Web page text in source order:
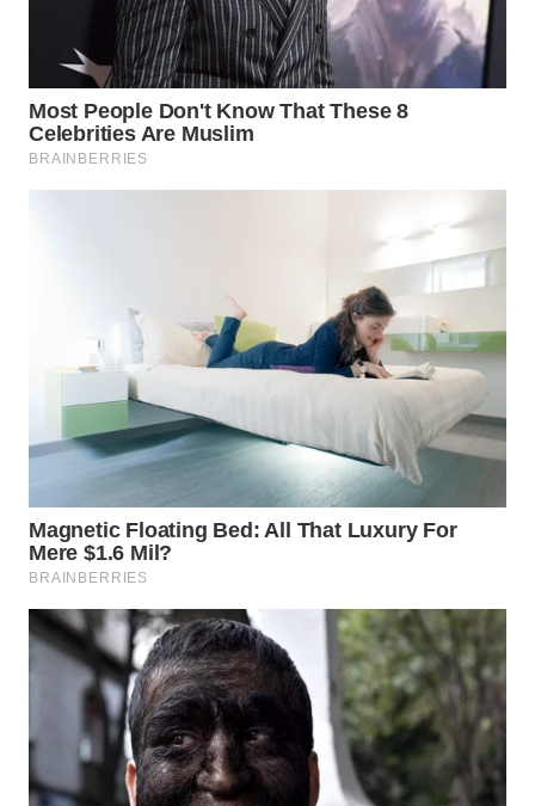
BOROBUDUR
WN
MADURA
WN
BINTAN
WN
WN
LIKUPANG
WN
LABUANBAJO
WN
BORNEO